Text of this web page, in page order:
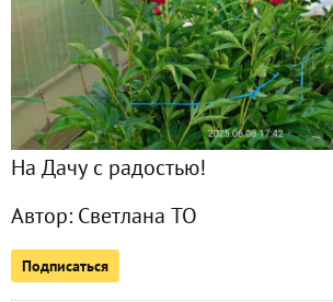
На Дачу с радостью!
Автор: Светлана ТО
Подписаться
Сезон-2025 (19). Баклажаны
Сезон-2025 (19). Перцы сладкие
Погода в марте 2025 сезона
Раз-два-три, раз-два-три... Вальсируем!
"Арткоммуналка" - есть такой музей